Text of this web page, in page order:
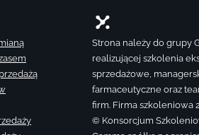
Strona należy do grupy
realizującej szkolenia
sprzedażowe,
farmaceutyczne oraz
firm. Firma szkoleniowa
© Konsorcjum